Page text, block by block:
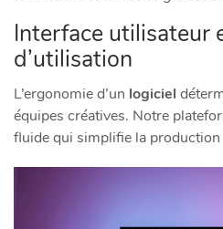
Interface utilisateur
d’utilisation
L’ergonomie d’un logiciel
équipes créatives. Notre
fluide qui simplifie la